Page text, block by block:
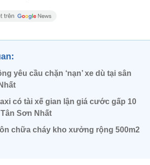
yêu cầu chặn ‘nạn’ xe dù tại sân
có tài xế gian lận giá cước gấp 10
Sơn Nhất
chữa cháy kho xưởng rộng 500m2